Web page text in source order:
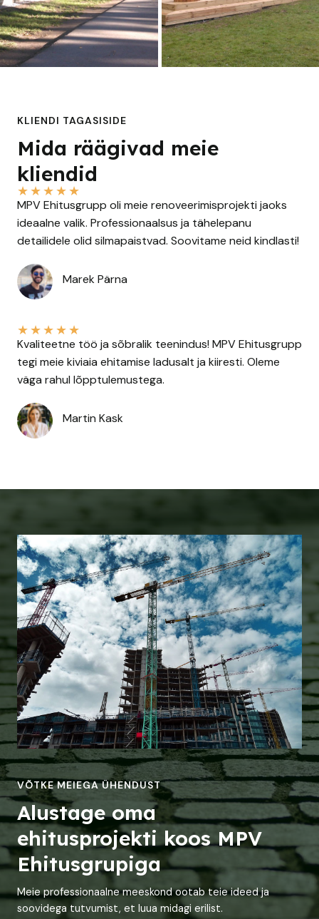
KLIENDI TAGASISIDE
Mida räägivad meie
kliendid
★★★★★
MPV Ehitusgrupp oli meie renoveerimisprojekti jaoks
ideaalne valik. Professionaalsus ja tähelepanu
detailidele olid silmapaistvad. Soovitame neid kindlasti!
Marek Pärna
★★★★★
Kvaliteetne töö ja sõbralik teenindus! MPV Ehitusgrupp
tegi meie kiviaia ehitamise ladusalt ja kiiresti. Oleme
väga rahul lõpptulemustega.
Martin Kask
VÕTKE MEIEGA ÜHENDUST
Alustage oma
ehitusprojekti koos MPV
Ehitusgrupiga
Meie professionaalne meeskond ootab teie ideed ja
soovidega tutvumist, et luua midagi erilist.